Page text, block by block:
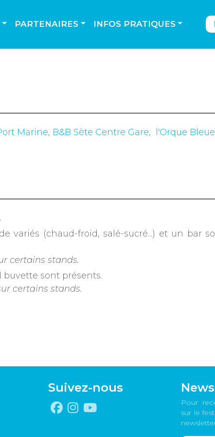
PARTENAIRES INFOS PRATIQUES
Marine, B&B Sète Centre Gare, l'Orque Bleue
variés (chaud-froid, salé-sucré...) et un bar
certains stands.
sont présents.
certains stands.
Suivez-nous
Pour
sur le